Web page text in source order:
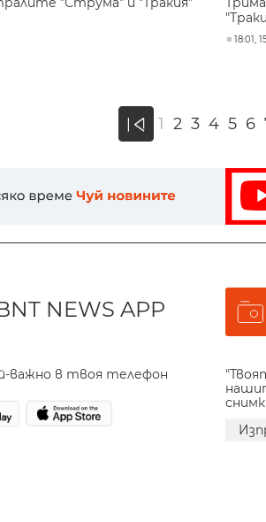
18:01,
« 1 2 3 4 5 6
NEWS APP
важно в твоя телефон